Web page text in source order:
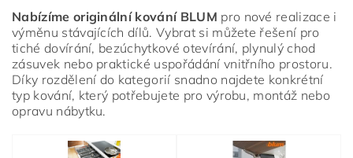
Vložením hodnocení souhlasíte s
osobních údajů
Nabízíme originální kování BLUM pro nové realizace i
výměnu stávajících dílů. Vybrat si můžete řešení pro
tiché dovírání, bezúchytkové otevírání, plynulý chod
zásuvek nebo praktické uspořádání vnitřního prostoru.
Díky rozdělení do kategorií snadno najdete konkrétní
typ kování, který potřebujete pro výrobu, montáž nebo
opravu nábytku.